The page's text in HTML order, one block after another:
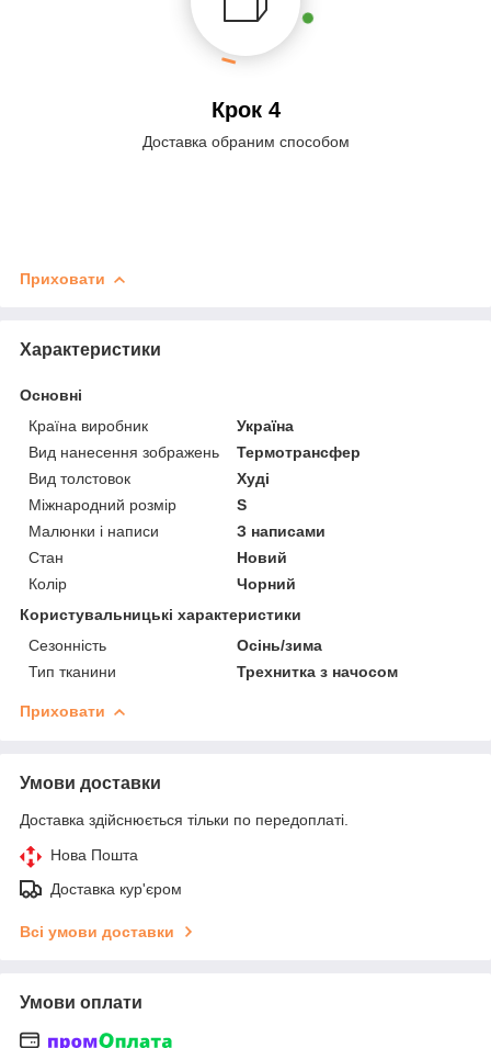
Крок 4
Доставка обраним способом
Приховати
Характеристики
Основні
Країна виробник
Україна
Вид нанесення зображень
Термотрансфер
Вид толстовок
Худі
Міжнародний розмір
S
Малюнки і написи
З написами
Стан
Новий
Колір
Чорний
Користувальницькі характеристики
Сезонність
Осінь/зима
Тип тканини
Трехнитка з начосом
Приховати
Умови доставки
Доставка здійснюється тільки по передоплаті.
Нова Пошта
Доставка кур'єром
Всі умови доставки
Умови оплати